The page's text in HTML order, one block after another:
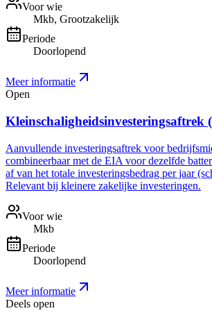
Voor wie
Mkb, Grootzakelijk
Periode
Doorlopend
Meer informatie
Open
Kleinschaligheidsinvesteringsaftrek
Aanvullende investeringsaftrek voor
combineerbaar met de EIA voor dezelfde
af van het totale investeringsbedrag per jaar
Relevant bij kleinere zakelijke investeringen.
Voor wie
Mkb
Periode
Doorlopend
Meer informatie
Deels open